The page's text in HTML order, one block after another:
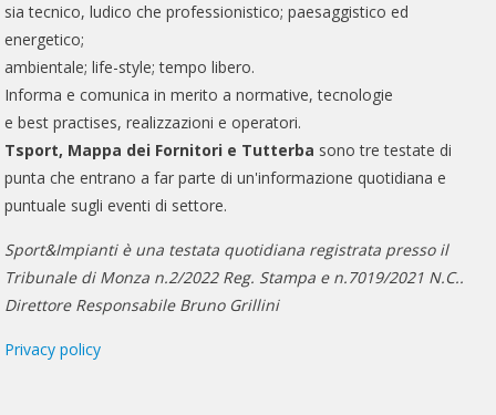
sia tecnico, ludico che professionistico; paesaggistico ed
energetico;
ambientale; life-style; tempo libero.
Informa e comunica in merito a normative, tecnologie
e best practises, realizzazioni e operatori.
Tsport, Mappa dei Fornitori e Tutterba sono tre testate di
punta che entrano a far parte di un'informazione quotidiana e
puntuale sugli eventi di settore.
Sport&Impianti è una testata quotidiana registrata presso il
Tribunale di Monza n.2/2022 Reg. Stampa e n.7019/2021 N.C..
Direttore Responsabile Bruno Grillini
Privacy policy